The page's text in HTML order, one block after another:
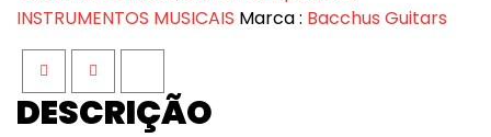
INSTRUMENTOS MUSICAIS Marca : Bacchus Guitars
FacebookTwitterGoogle+
DESCRIÇÃO